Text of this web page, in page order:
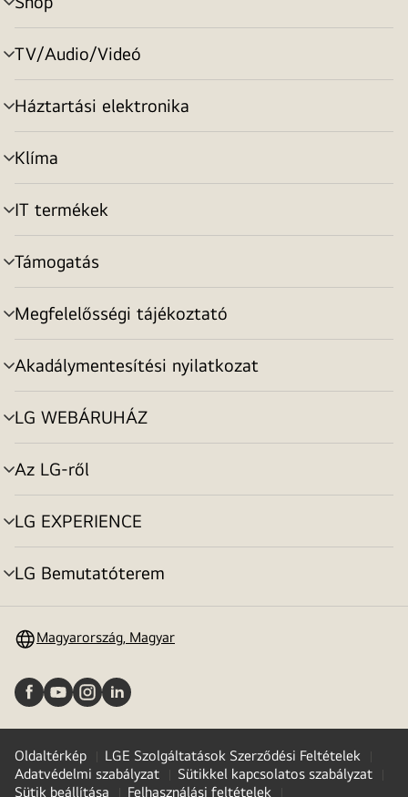
menu
toggle
TV/Audio/Videó
menu
toggle
Háztartási elektronika
menu
toggle
Klíma
menu
toggle
IT termékek
menu
toggle
Támogatás
menu
toggle
Megfelelősségi tájékoztató
menu
toggle
Akadálymentesítési nyilatkozat
menu
toggle
LG WEBÁRUHÁZ
menu
toggle
Az LG-ről
menu
toggle
LG EXPERIENCE
menu
toggle
LG Bemutatóterem
menu
Magyarország, Magyar
Oldaltérkép
LGE Szolgáltatások Szerződési Feltételek
Adatvédelmi szabályzat
Sütikkel kapcsolatos szabályzat
Sütik beállítása
Felhasználási feltételek